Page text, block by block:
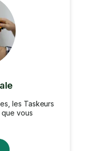
les Taskeurs
vous